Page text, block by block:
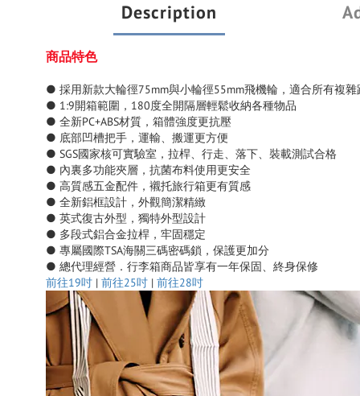
Description
商品特色
● 採用新款大輪徑75mm與小輪徑55mm飛機輪，適合所有複雜
● 1:9開箱範圍，180度全開隔層輕鬆收納各種物品
● 全新PC+ABS材質，箱體強度更抗壓
● 底部凹槽把手，運輸、搬運更方便
● SGS國家核可實驗室，拉桿、行走、落下、裝載測試合格
● 內裏多功能夾層，抗菌布料使用更安全
● 高質感五金配件，襯托旅行箱更有質感
● 全新鋁框設計，外觀簡潔精緻
● 英式復古外型，獨特外型設計
● 多段式鋁合金拉桿，牢固穩定
● 專屬國際TSA海關三碼密碼鎖，保護更加分
● 總代理經營．行李箱商品皆享有一年保固、終身保修
前往19吋 | 前往25吋 | 前往28吋